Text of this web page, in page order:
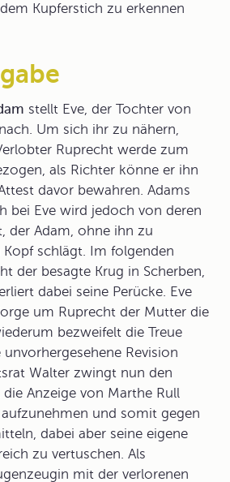
Kupferstich zu erkennen
stellt Eve, der Tochter von
Um sich ihr zu nähern,
Ruprecht werde zum
als Richter könne er ihn
davor bewahren. Adams
bei Eve wird jedoch von deren
der Adam, ohne ihn zu
Kopf schlägt. Im folgenden
der besagte Krug in Scherben,
dabei seine Perücke. Eve
um Ruprecht der Mutter die
bezweifelt die Treue
unvorhergesehene Revision
Walter zwingt nun den
Anzeige von Marthe Rull
und somit gegen
dabei aber seine eigene
zu vertuschen. Als
mit der verlorenen